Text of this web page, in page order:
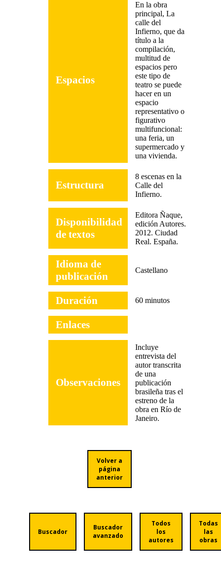
Espacios
En la obra
principal, La
calle del
Infierno, que da
título a la
compilación,
multitud de
espacios pero
este tipo de
teatro se puede
hacer en un
espacio
representativo o
figurativo
multifuncional:
una feria, un
supermercado y
una vivienda.
Estructura
8 escenas en la
Calle del
Infierno.
Disponibilidad
de textos
Editora Ñaque,
edición Autores.
2012. Ciudad
Real. España.
Idioma de
publicación
Castellano
Duración 60 minutos
Enlaces
Observaciones
Incluye
entrevista del
autor transcrita
de una
publicación
brasileña tras el
estreno de la
obra en Río de
Janeiro.
Volver a
página
anterior
Buscador
Buscador
avanzado
Todos
los
autores
Todas
las
obras